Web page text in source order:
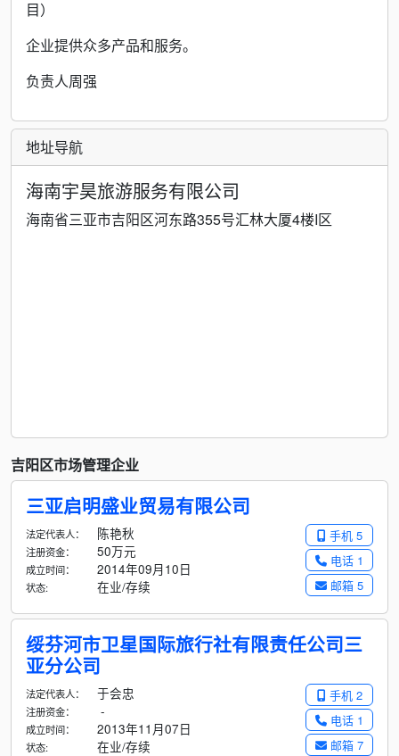
目）
企业提供众多产品和服务。
负责人周强
地址导航
海南宇昊旅游服务有限公司
海南省三亚市吉阳区河东路355号汇林大厦4楼I区
吉阳区市场管理企业
三亚启明盛业贸易有限公司
手机 5
电话 1
邮箱 5
法定代表人： 陈艳秋
注册资金： 50万元
成立时间： 2014年09月10日
状态: 在业/存续
绥芬河市卫星国际旅行社有限责任公司三
亚分公司
手机 2
电话 1
邮箱 7
法定代表人： 于会忠
注册资金： -
成立时间： 2013年11月07日
状态: 在业/存续